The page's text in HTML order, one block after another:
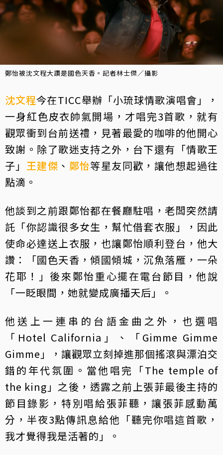
鄭怡被沈文程大讚是國色天香。記者林士傑／攝影
沈文程今在TICC舉辦「小琉球情歌演唱會」，
一身紅色皮衣帥氣開場，才唱完3首歌，就有
觀眾衝到台前送禮，見著最愛的咖啡的他開心
致謝。除了歌迷支持之外，台下還有「情歌王
子」 王建傑 、 鄭怡等星友同歡，讓他想起過往
點滴。
他談到之前跟鄭怡都在餐廳駐唱，老闆突然請
託「你認識很多女生，幫忙借套衣服」，因此
使命必達送上衣服，也讓鄭怡順利登台，他大
讚：「國色天香，傾國傾城，沉魚落雁，一朵
花耶！」後來鄭怡重心擺在電台節目，他說
「一眨眼間，她就變成廣播天后」。
他送上一連串的台語金曲之外，也選唱
「Hotel California」、「Gimme Gimme
Gimme」，讓觀眾立刻掉進那個搖滾與漂泊交
錯的年代氛圍。當他唱完「The temple of
the king」之後，透露之前上張菲最後主持的
節目錄影，特別唱給張菲聽，讓張菲感動萬
分，半夜3點傳訊息給他「聽完你唱這首歌，
我才覺得我是活著的」。